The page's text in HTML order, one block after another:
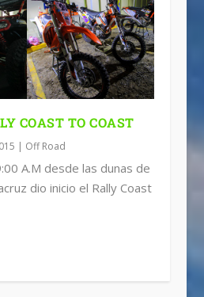
COAST TO COAST
| Off Road
A.M desde las dunas de
dio inicio el Rally Coast